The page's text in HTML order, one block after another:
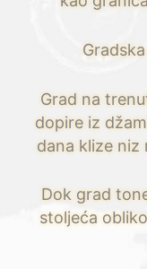
Grad na
dopire iz
dana klize niz
Dok grad
stoljeća